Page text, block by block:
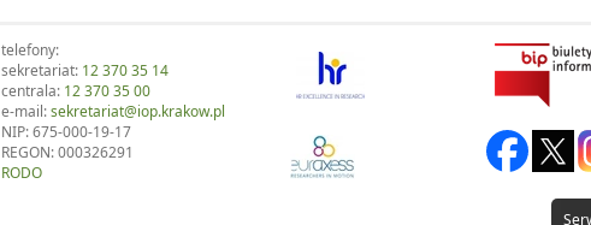
telefony:
sekretariat: 12 370 35 14
centrala: 12 370 35 00
e-mail:sekretariat@iop.krakow.pl
NIP: 675-000-19-17
REGON: 000326291
RODO